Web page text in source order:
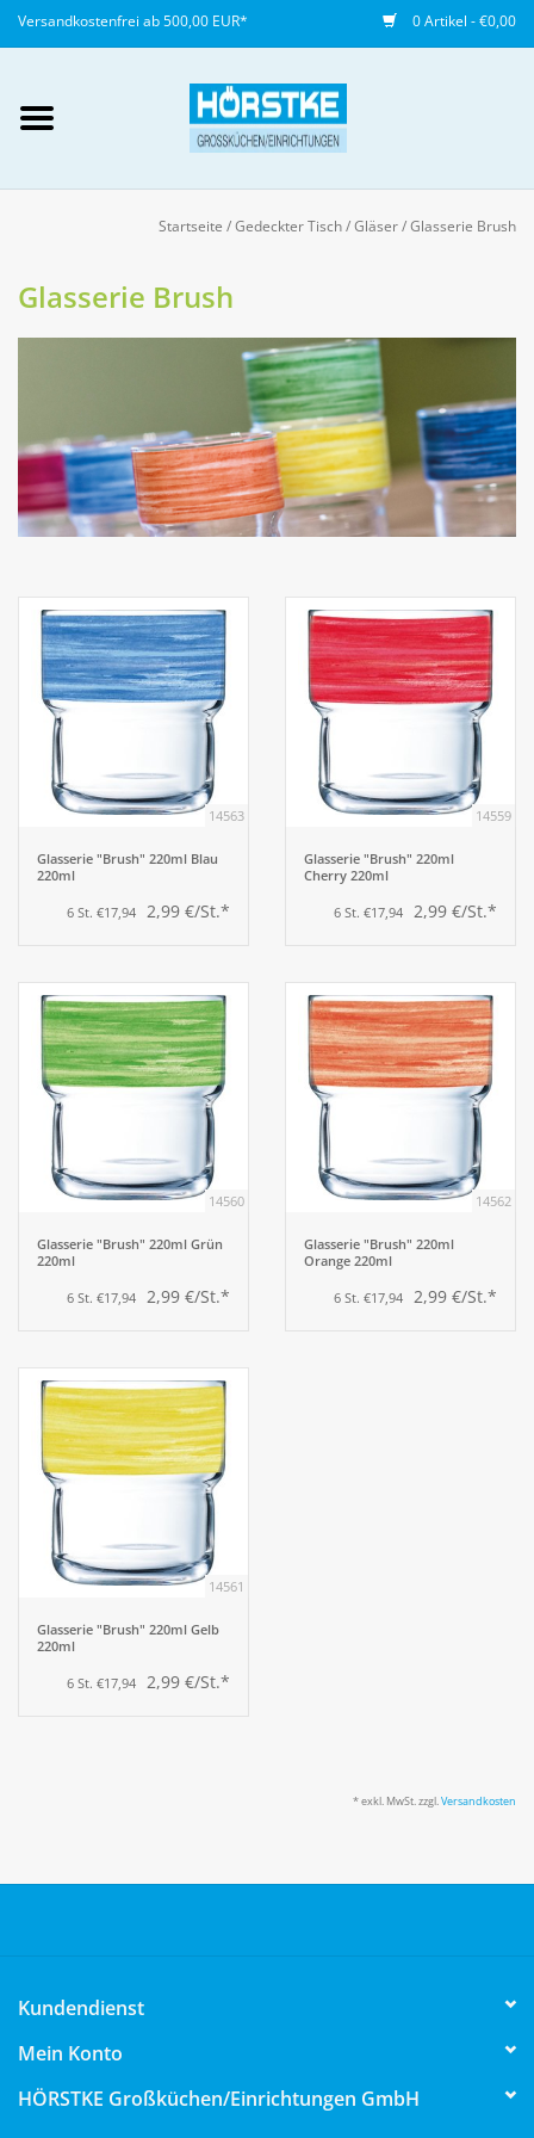
Versandkostenfrei ab 500,00 EUR* 0 Artikel - €0,00
anlegen
Buffet
Fingerfood
Aufsteller
Bar
Tafeln
Einrichtung
Berufsbekleidung
Küchentechnik
Küchenmöbel
Startseite /Gedeckter Tisch/Gläser/Glasserie Brush
Glasserie Brush
14563
Glasserie "Brush" 220ml Blau
220ml
6 St. €17,94 2,99 €/St.*
14559
Glasserie "Brush" 220ml
Cherry 220ml
6 St. €17,94 2,99 €/St.*
14560
Glasserie "Brush" 220ml Grün
220ml
6 St. €17,94 2,99 €/St.*
14562
Glasserie "Brush" 220ml
Orange 220ml
6 St. €17,94 2,99 €/St.*
14561
Glasserie "Brush" 220ml Gelb
220ml
6 St. €17,94 2,99 €/St.*
* exkl. MwSt. zzgl.Versandkosten
Kundendienst
Mein Konto
HÖRSTKE Großküchen/Einrichtungen GmbH